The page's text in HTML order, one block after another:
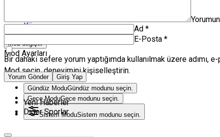
Künye
Mod değiştir
Mod Ayarları
Mod seçin, deneyimini kişiselleştirin.
Gündüz ModuGündüz modunu seçin.
Gece ModuGece modunu seçin.
Sistem ModuSistem modunu seçin.
Ad *
E-Posta *
Bir dahaki sefere yorum yaptığımda kullanılmak üzere
Yorum Gönder Giriş Yap
Yeni Haberler
Diğer Sporlar